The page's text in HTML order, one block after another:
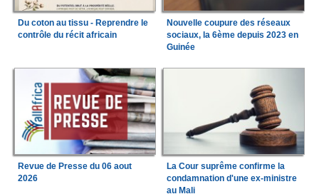
Du coton au tissu - Reprendre le
contrôle du récit africain
Nouvelle coupure des réseaux
sociaux, la 6ème depuis 2023 en
Guinée
Revue de Presse du 06 aout
2026
La Cour suprême confirme la
condamnation d'une ex-ministre
au Mali